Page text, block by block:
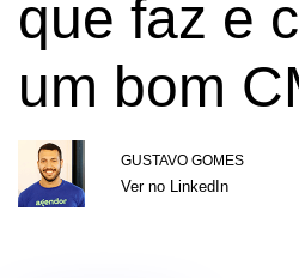
que faz e
um bom
GUSTAVO GOMES
Ver no LinkedIn